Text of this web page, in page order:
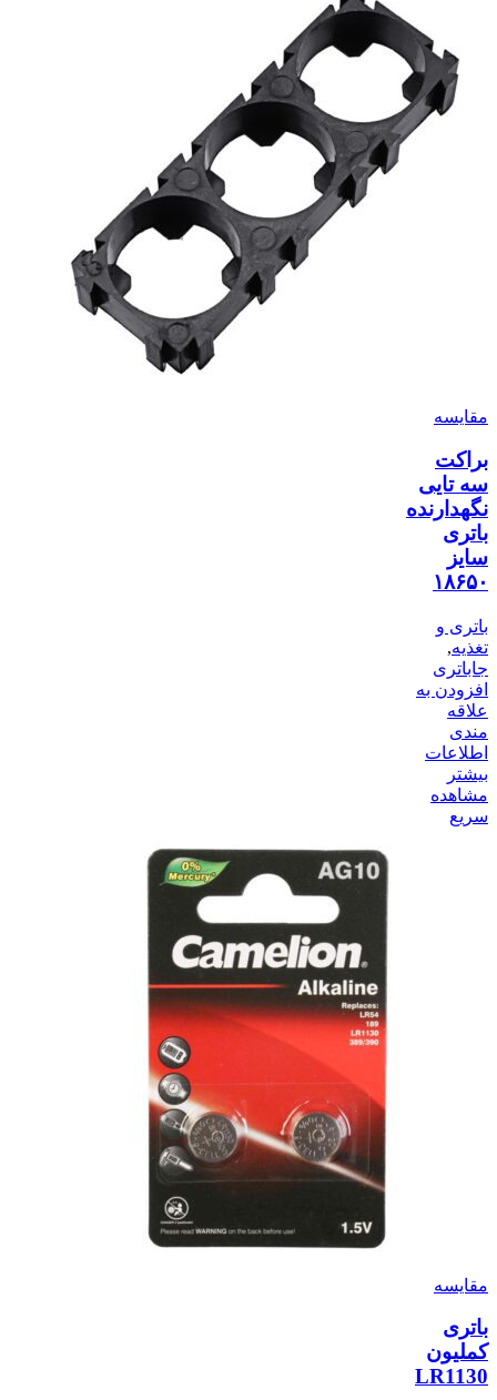
مقایسه
براکت
سه تایی
نگهدارنده
باتری
سایز
۱۸۶۵۰
باتری و
تغذیه,
جاباتری
افزودن به
علاقه
مندی
اطلاعات
بیشتر
مشاهده
سریع
مقایسه
باتری
کملیون
LR1130